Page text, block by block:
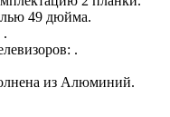
49 дюйма.
.
.
из Алюминий.